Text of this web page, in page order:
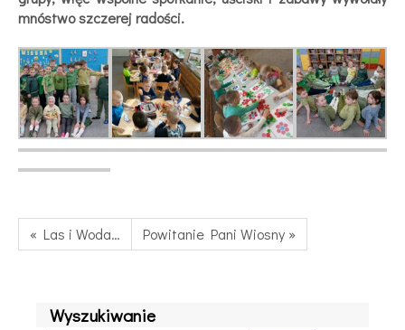
mnóstwo szczerej radości.
« Las i Woda… Powitanie Pani Wiosny »
Wyszukiwanie